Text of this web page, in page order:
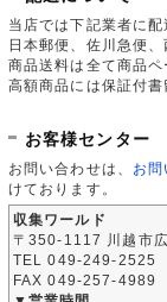
当店では下記業者に配
日本郵便、佐川急便
商品送料は全て商品ペ
高額商品には保証付書
お客様センター
お問い合わせは、 お問
けております。
収集ワールド
〒350-1117 川越市
TEL 049-249-2525
FAX 049-257-4989